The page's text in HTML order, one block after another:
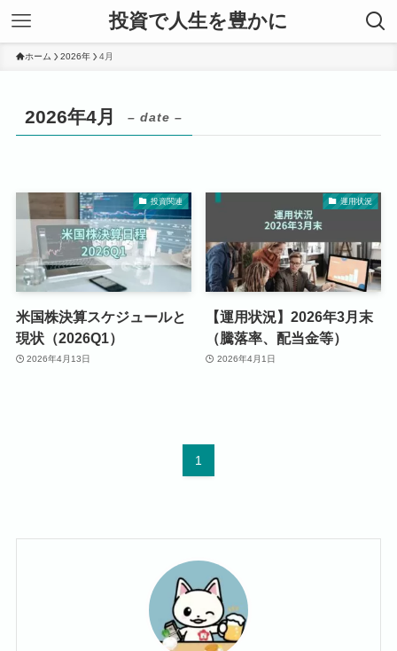
投資で人生を豊かに
ホーム 2026年 4月
2026年4月 – date –
投資関連
米国株決算スケジュールと
現状（2026Q1）
2026年4月13日
運用状況
【運用状況】2026年3月末
（騰落率、配当金等）
2026年4月1日
1